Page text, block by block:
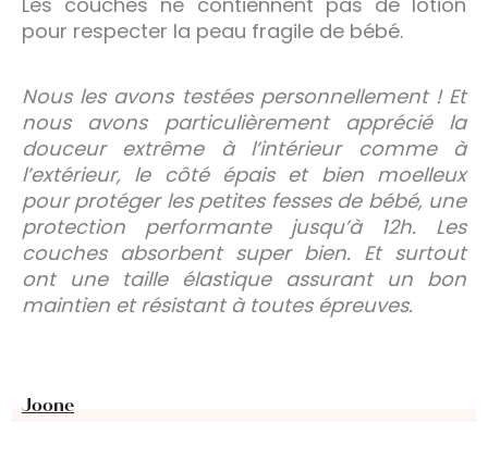
pour respecter la peau fragile de bébé.
Nous les avons testées personnellement ! Et
nous avons particulièrement apprécié la
douceur extrême à l’intérieur comme à
l’extérieur, le côté épais et bien moelleux
pour protéger les petites fesses de bébé, une
protection performante jusqu’à 12h. Les
couches absorbent super bien. Et surtout
ont une taille élastique assurant un bon
maintien et résistant à toutes épreuves.
Joone